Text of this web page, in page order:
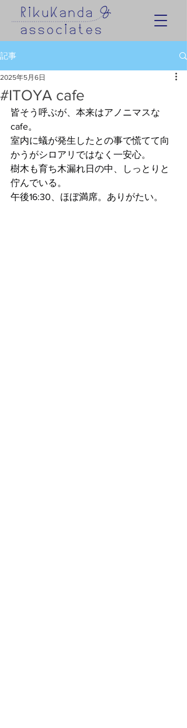
記事
#ITOYA cafe
2025年5月6日
皆そう呼ぶが、本来はアノニマスな
cafe。
室内に蟻が発生したとの事で慌てて向
かうがシロアリではなく一安心。
樹木も育ち木漏れ日の中、しっとりと
佇んでいる。
午後16:30、ほぼ満席。ありがたい。